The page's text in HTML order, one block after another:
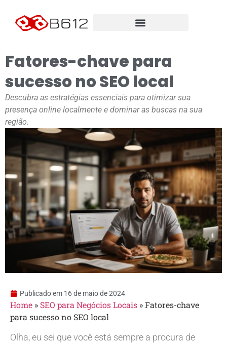
Fatores-chave para
sucesso no SEO local
Descubra as estratégias essenciais para otimizar sua
presença online localmente e dominar as buscas na sua
região.
Publicado em 16 de maio de 2024
Home » SEO para Negócios Locais »Fatores-chave
para sucesso no SEO local
Olha, eu sei que você está sempre a procura de